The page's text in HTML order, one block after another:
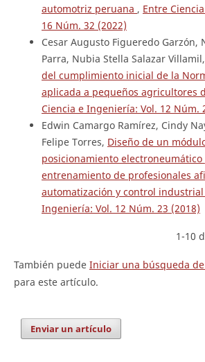
automotriz peruana , Entre
16 Núm. 32 (2022)
Cesar Augusto Figueredo Garzón,
Parra, Nubia Stella Salazar Villamil,
del cumplimiento inicial de la
aplicada a pequeños agricultores
Ciencia e Ingeniería: Vol. 12 Núm.
Edwin Camargo Ramírez, Cindy
Felipe Torres, Diseño de un
posicionamiento electroneumático
entrenamiento de profesionales
automatización y control industrial
Ingeniería: Vol. 12 Núm. 23 (2018)
1-10
También puede Iniciar una búsqueda
para este artículo.
Enviar un artículo